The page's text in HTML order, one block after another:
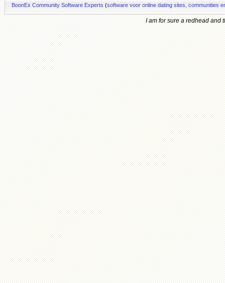
BoonEx Community Software Experts (software voor online dating sites, communities
I am for sure a redhead and